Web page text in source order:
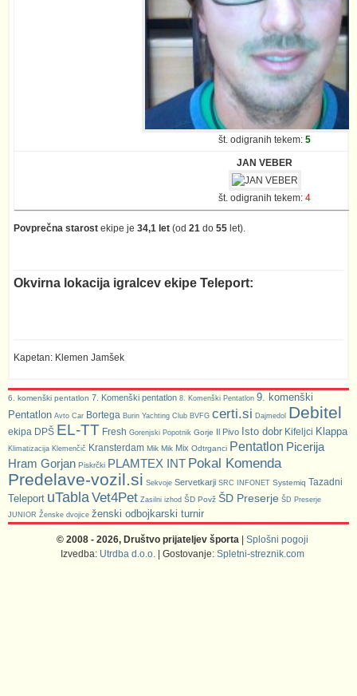
št. odigranih tekem:5
JAN VEBER
št. odigranih tekem:4
Povprečna starost ekipe je 34,1 let (od 21 do 55 let).
Okvirna lokacija igralcev ekipe Teleport:
Kapetan: Klemen Jamšek
6. komenški pentatlon 7. Komenški pentatlon 8. Komenški Pentatlon 9. komenški
Pentatlon Avto Car Bortega Burin Yachting Club BVFG certi.si Dajmedol Debitel
ekipa DPŠ EL-TT Fresh Gorenjski Popotnik Gorje Il Pivo Isto dobr Kifeljci Klappa
Klimatizacija Klemenčič Kransterdam Mik Mik Mix Odtrganci Pentatlon Picerija
Hram Gorjan Piskrčki PLAMTEX INT Pokal Komenda
Predelave-vozil.si Sekvoje Servetkarji SRC INFONET Systemiq Tazadni
Teleport uTabla Vet4Pet Zasilni izhod ŠD Povž ŠD Preserje ŠD Preserje
JUNIOR Ženske dvojice ženski odbojkarski turnir
© 2008 - 2026, Društvo prijateljev športa | Splošni pogoji
Izvedba: Utrdba d.o.o. | Gostovanje: Spletni-streznik.com